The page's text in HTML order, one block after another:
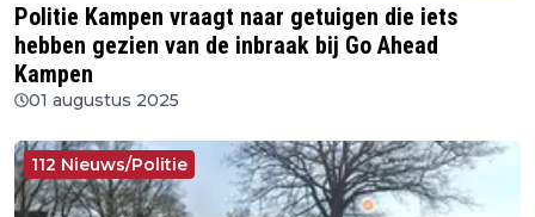
Politie Kampen vraagt naar getuigen die iets
hebben gezien van de inbraak bij Go Ahead
Kampen
01 augustus 2025
112 Nieuws/Politie